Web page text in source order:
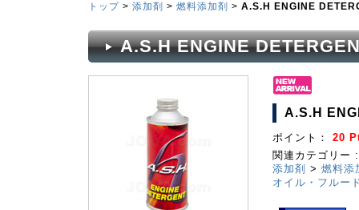
トップ > 添加剤 > 燃料添加剤 > A.S.H ENGINE
A.S.H ENGINE
A.S.H
ポイント： 20
関連カテゴリー :
添加剤 > 燃料添
オイル・フルー